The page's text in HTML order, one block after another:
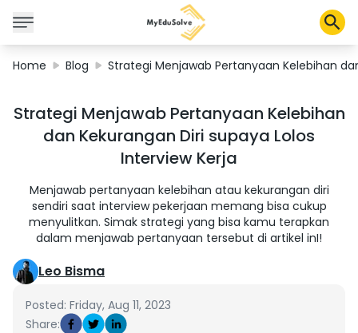
Solusi Perusahaan
Sertifikasi
Shop
Profil
Home Blog Strategi Menjawab Pertanyaan Kelebihan
Strategi Menjawab Pertanyaan Kelebihan
dan Kekurangan Diri supaya Lolos
Interview Kerja
Menjawab pertanyaan kelebihan atau kekurangan diri
sendiri saat interview pekerjaan memang bisa cukup
menyulitkan. Simak strategi yang bisa kamu terapkan
dalam menjawab pertanyaan tersebut di artikel inI!
Leo Bisma
Posted: Friday, Aug 11, 2023
Share: